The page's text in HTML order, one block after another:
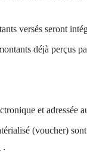
versés seront
déjà perçus
et adressée
(voucher)